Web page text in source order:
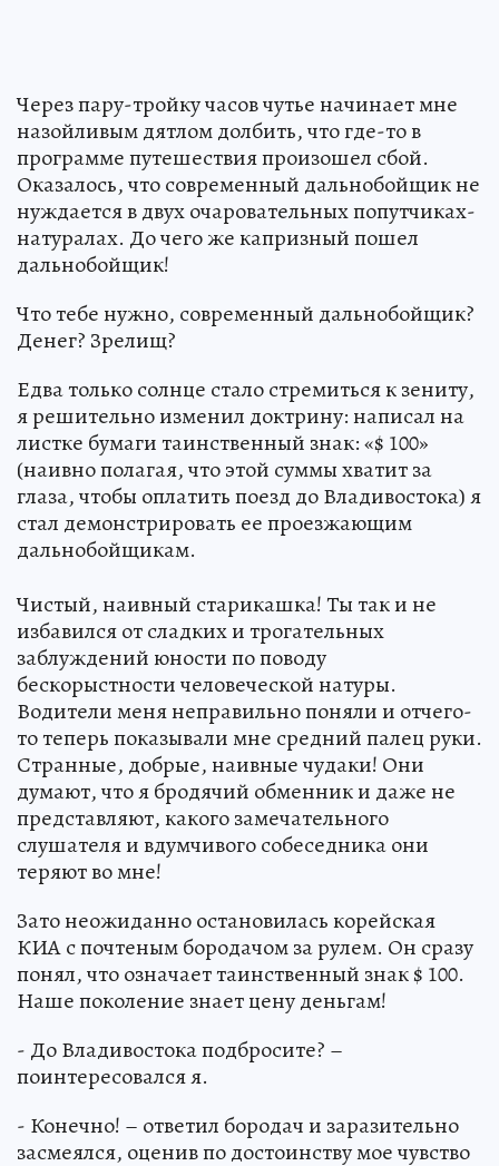
Через пару-тройку часов чутье начинает мне
назойливым дятлом долбить, что где-то в
программе путешествия произошел сбой.
Оказалось, что современный дальнобойщик не
нуждается в двух очаровательных попутчиках-
натуралах. До чего же капризный пошел
дальнобойщик!
Что тебе нужно, современный дальнобойщик?
Денег? Зрелищ?
Едва только солнце стало стремиться к зениту,
я решительно изменил доктрину: написал на
листке бумаги таинственный знак: «$ 100»
(наивно полагая, что этой суммы хватит за
глаза, чтобы оплатить поезд до Владивостока) я
стал демонстрировать ее проезжающим
дальнобойщикам.
Чистый, наивный старикашка! Ты так и не
избавился от сладких и трогательных
заблуждений юности по поводу
бескорыстности человеческой натуры.
Водители меня неправильно поняли и отчего-
то теперь показывали мне средний палец руки.
Странные, добрые, наивные чудаки! Они
думают, что я бродячий обменник и даже не
представляют, какого замечательного
слушателя и вдумчивого собеседника они
теряют во мне!
Зато неожиданно остановилась корейская
КИА с почтеным бородачом за рулем. Он сразу
понял, что означает таинственный знак $ 100.
Наше поколение знает цену деньгам!
- До Владивостока подбросите? –
поинтересовался я.
- Конечно! – ответил бородач и заразительно
засмеялся, оценив по достоинству мое чувство